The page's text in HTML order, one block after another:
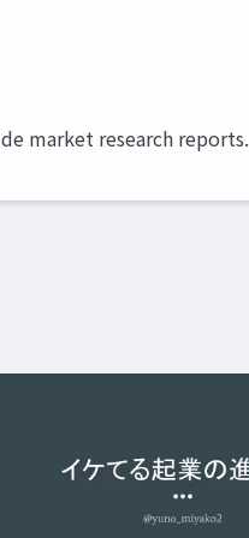
market research reports.